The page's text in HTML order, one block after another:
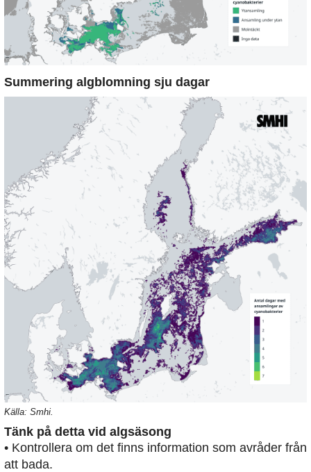
Summering algblomning sju dagar
Källa: Smhi.
Tänk på detta vid algsäsong
• Kontrollera om det finns information som avråder från
att bada.